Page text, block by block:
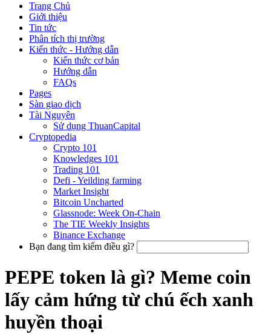
Trang Chủ
Giới thiệu
Tin tức
Phân tích thị trường
Kiến thức - Hướng dẫn
Kiến thức cơ bản
Hướng dẫn
FAQs
Pages
Sàn giao dịch
Tài Nguyên
Sử dụng ThuanCapital
Cryptopedia
Crypto 101
Knowledges 101
Trading 101
Defi - Yeilding farming
Market Insight
Bitcoin Uncharted
Glassnode: Week On-Chain
The TIE Weekly Insights
Binance Exchange
Bạn đang tìm kiếm điều gì?
PEPE token là gì? Meme coin
lấy cảm hứng từ chú ếch xanh
huyền thoại